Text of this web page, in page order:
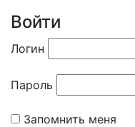
Войти
Логин
Пароль
Запомнить меня